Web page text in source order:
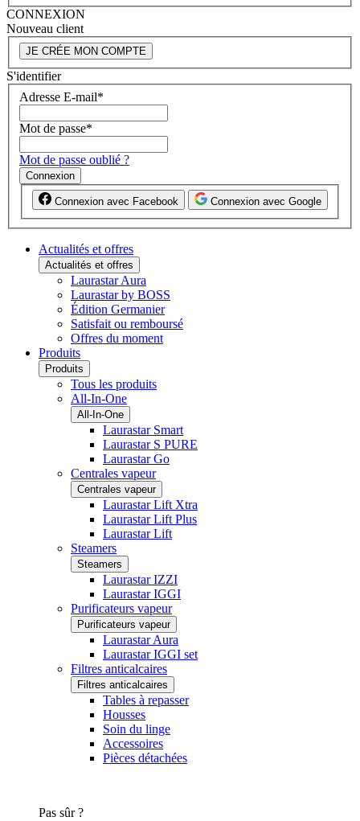
CONNEXION
Nouveau client
JE CRÉE MON COMPTE
S'identifier
Adresse E-mail*
Mot de passe*
Mot de passe oublié ?
Connexion
Connexion avec Facebook Connexion avec Google
Actualités et offres
Actualités et offres
Laurastar Aura
Laurastar by BOSS
Édition Germanier
Satisfait ou remboursé
Offres du moment
Produits
Produits
Tous les produits
All-In-One
All-In-One
Laurastar Smart
Laurastar S PURE
Laurastar Go
Centrales vapeur
Centrales vapeur
Laurastar Lift Xtra
Laurastar Lift Plus
Laurastar Lift
Steamers
Steamers
Laurastar IZZI
Laurastar IGGI
Purificateurs vapeur
Purificateurs vapeur
Laurastar Aura
Laurastar IGGI set
Filtres anticalcaires
Filtres anticalcaires
Tables à repasser
Housses
Soin du linge
Accessoires
Pièces détachées
Pas sûr ?